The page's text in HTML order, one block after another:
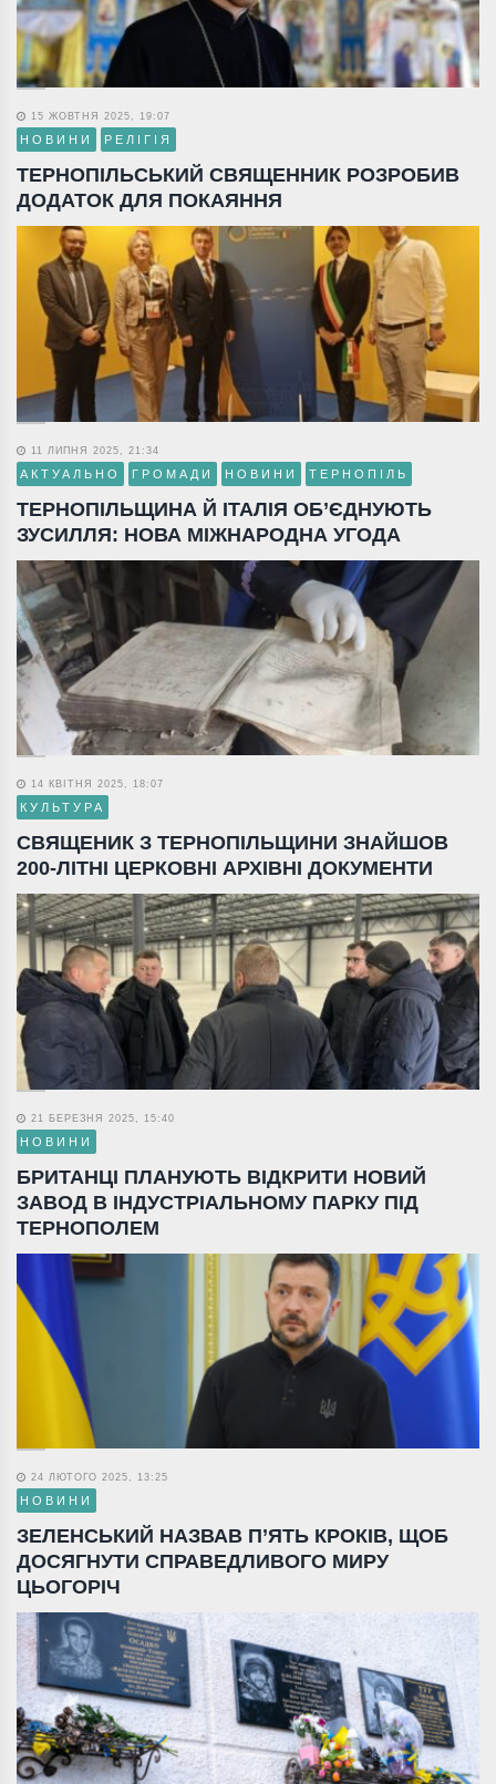
15 ЖОВТНЯ 2025, 19:07
НОВИНИ РЕЛІГІЯ
ТЕРНОПІЛЬСЬКИЙ СВЯЩЕННИК РОЗРОБИВ
ДОДАТОК ДЛЯ ПОКАЯННЯ
11 ЛИПНЯ 2025, 21:34
АКТУАЛЬНО ГРОМАДИ НОВИНИ ТЕРНОПІЛЬ
ТЕРНОПІЛЬЩИНА Й ІТАЛІЯ ОБ’ЄДНУЮТЬ
ЗУСИЛЛЯ: НОВА МІЖНАРОДНА УГОДА
14 КВІТНЯ 2025, 18:07
КУЛЬТУРА
СВЯЩЕНИК З ТЕРНОПІЛЬЩИНИ ЗНАЙШОВ
200-ЛІТНІ ЦЕРКОВНІ АРХІВНІ ДОКУМЕНТИ
21 БЕРЕЗНЯ 2025, 15:40
НОВИНИ
БРИТАНЦІ ПЛАНУЮТЬ ВІДКРИТИ НОВИЙ
ЗАВОД В ІНДУСТРІАЛЬНОМУ ПАРКУ ПІД
ТЕРНОПОЛЕМ
24 ЛЮТОГО 2025, 13:25
НОВИНИ
ЗЕЛЕНСЬКИЙ НАЗВАВ П’ЯТЬ КРОКІВ, ЩОБ
ДОСЯГНУТИ СПРАВЕДЛИВОГО МИРУ
ЦЬОГОРІЧ